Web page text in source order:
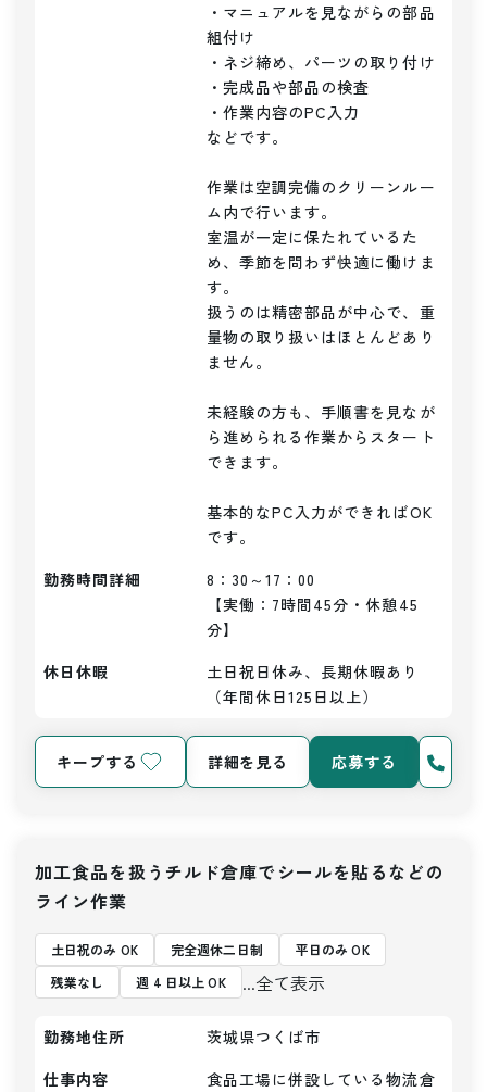
・マニュアルを見ながらの部品
組付け
・ネジ締め、パーツの取り付け
・完成品や部品の検査
・作業内容のPC入力
などです。
作業は空調完備のクリーンルー
ム内で行います。
室温が一定に保たれているた
め、季節を問わず快適に働けま
す。
扱うのは精密部品が中心で、重
量物の取り扱いはほとんどあり
ません。
未経験の方も、手順書を見なが
ら進められる作業からスタート
できます。
基本的なPC入力ができればOK
勤務時間詳細
8：30～17：00
【実働：7時間45分・休憩45
分】
休日休暇
土日祝日休み、長期休暇あり
（年間休日125日以上）
キープする 詳細を見る 応募する
加工食品を扱うチルド倉庫でシールを貼るなどの
ライン作業
土日祝のみ OK 完全週休二日制
平日のみ OK
残業なし
週 4 日以上 OK ...全て表示
勤務地住所
茨城県つくば市
仕事内容
食品工場に併設している物流倉